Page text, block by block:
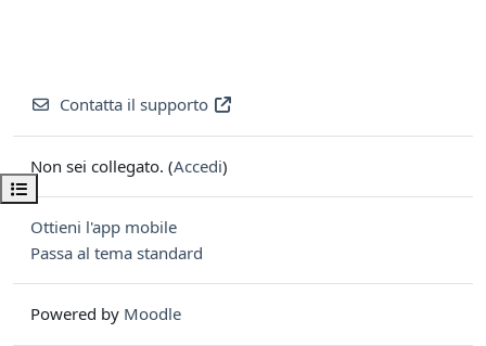
Apri indice del corso
Contatta il supporto
Non sei collegato. (Accedi)
Ottieni l'app mobile
Passa al tema standard
Powered by Moodle